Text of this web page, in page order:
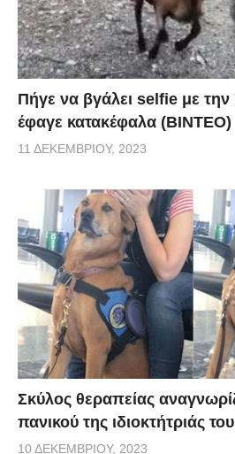
Πήγε να βγάλει selfie με την
έφαγε κατακέφαλα (ΒΙΝΤΕΟ)
11 ΔΕΚΕΜΒΡΊΟΥ, 2023
Σκύλος θεραπείας
πανικού της ιδιοκτήτριάς
10 ΔΕΚΕΜΒΡΊΟΥ, 2023